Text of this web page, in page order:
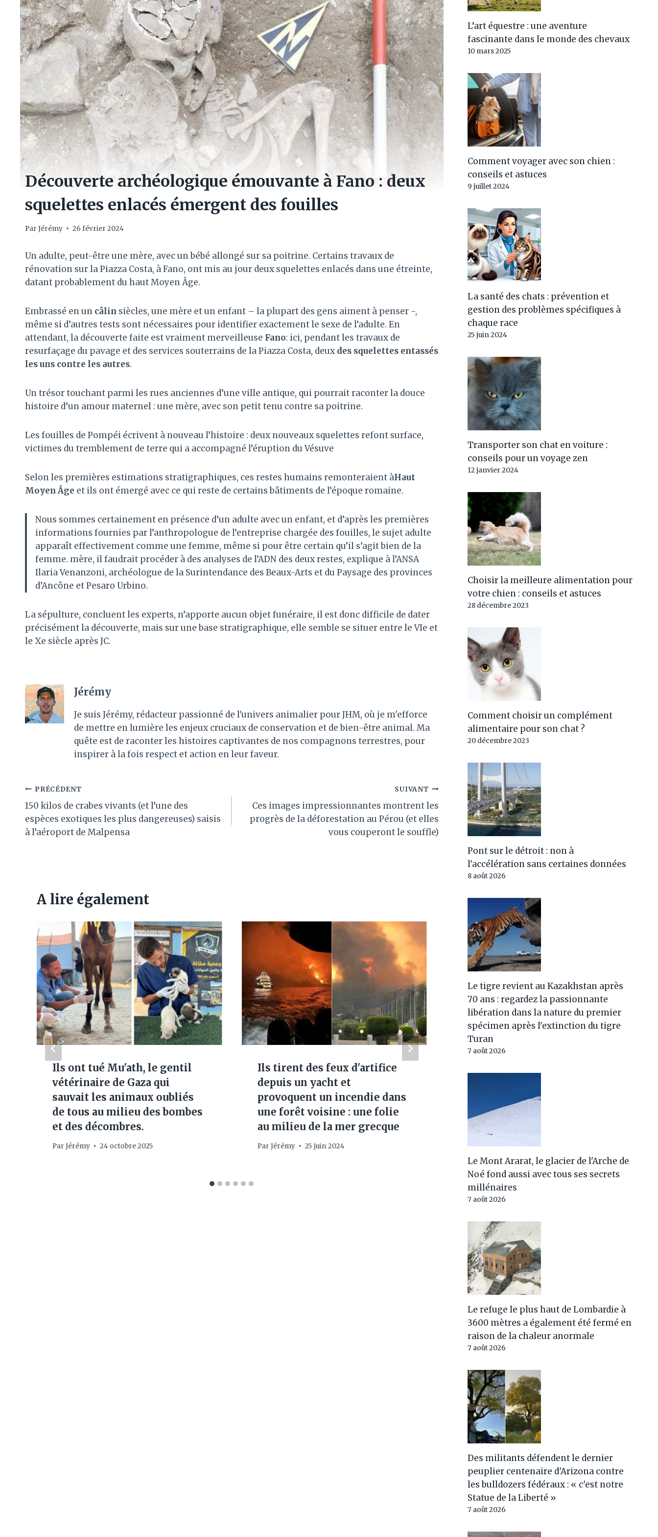
Découverte archéologique émouvante à Fano : deux
squelettes enlacés émergent des fouilles
Par Jérémy 26 février 2024
Un adulte, peut-être une mère, avec un bébé allongé sur sa poitrine. Certains travaux de
rénovation sur la Piazza Costa, à Fano, ont mis au jour deux squelettes enlacés dans une étreinte,
datant probablement du haut Moyen Âge.
Embrassé en un câlin siècles, une mère et un enfant – la plupart des gens aiment à penser -,
même si d’autres tests sont nécessaires pour identifier exactement le sexe de l’adulte. En
attendant, la découverte faite est vraiment merveilleuse Fano: ici, pendant les travaux de
resurfaçage du pavage et des services souterrains de la Piazza Costa, deux des squelettes entassés
les uns contre les autres.
Un trésor touchant parmi les rues anciennes d’une ville antique, qui pourrait raconter la douce
histoire d’un amour maternel : une mère, avec son petit tenu contre sa poitrine.
Les fouilles de Pompéi écrivent à nouveau l’histoire : deux nouveaux squelettes refont surface,
victimes du tremblement de terre qui a accompagné l’éruption du Vésuve
Selon les premières estimations stratigraphiques, ces restes humains remonteraient àHaut
Moyen Âge et ils ont émergé avec ce qui reste de certains bâtiments de l’époque romaine.
Nous sommes certainement en présence d’un adulte avec un enfant, et d’après les premières
informations fournies par l’anthropologue de l’entreprise chargée des fouilles, le sujet adulte
apparaît effectivement comme une femme, même si pour être certain qu’il s’agit bien de la
femme. mère, il faudrait procéder à des analyses de l’ADN des deux restes, explique à l’ANSA
Ilaria Venanzoni, archéologue de la Surintendance des Beaux-Arts et du Paysage des provinces
d’Ancône et Pesaro Urbino.
La sépulture, concluent les experts, n’apporte aucun objet funéraire, il est donc difficile de dater
précisément la découverte, mais sur une base stratigraphique, elle semble se situer entre le VIe et
le Xe siècle après JC.
Jérémy
Je suis Jérémy, rédacteur passionné de l'univers animalier pour JHM, où je m'efforce
de mettre en lumière les enjeux cruciaux de conservation et de bien-être animal. Ma
quête est de raconter les histoires captivantes de nos compagnons terrestres, pour
inspirer à la fois respect et action en leur faveur.
Navigation
de
l’article
PRÉCÉDENT
150 kilos de crabes vivants (et l’une des
espèces exotiques les plus dangereuses) saisis
à l’aéroport de Malpensa
SUIVANT
Ces images impressionnantes montrent les
progrès de la déforestation au Pérou (et elles
vous couperont le souffle)
A lire également
Ils ont tué Mu'ath, le gentil
vétérinaire de Gaza qui
sauvait les animaux oubliés
de tous au milieu des bombes
et des décombres.
Par Jérémy 24 octobre 2025
Ils tirent des feux d'artifice
depuis un yacht et
provoquent un incendie dans
une forêt voisine : une folie
au milieu de la mer grecque
Par Jérémy 25 juin 2024
chiens (à partir de 6 mille
dollars)
Jérémy
L’art équestre : une aventure
fascinante dans le monde des chevaux
10 mars 2025
Comment voyager avec son chien :
conseils et astuces
9 juillet 2024
La santé des chats : prévention et
gestion des problèmes spécifiques à
chaque race
25 juin 2024
Transporter son chat en voiture :
conseils pour un voyage zen
12 janvier 2024
Choisir la meilleure alimentation pour
votre chien : conseils et astuces
28 décembre 2023
Comment choisir un complément
alimentaire pour son chat ?
20 décembre 2023
Pont sur le détroit : non à
l'accélération sans certaines données
8 août 2026
Le tigre revient au Kazakhstan après
70 ans : regardez la passionnante
libération dans la nature du premier
spécimen après l'extinction du tigre
Turan
7 août 2026
Le Mont Ararat, le glacier de l'Arche de
Noé fond aussi avec tous ses secrets
millénaires
7 août 2026
Le refuge le plus haut de Lombardie à
3600 mètres a également été fermé en
raison de la chaleur anormale
7 août 2026
Des militants défendent le dernier
peuplier centenaire d'Arizona contre
les bulldozers fédéraux : « c'est notre
Statue de la Liberté »
7 août 2026